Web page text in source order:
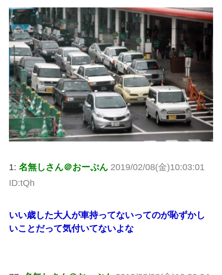
1: 名無しさん＠おーぷん 2019/02/08(金)10:03:01
ID:tQh
いい歳した大人が車持ってないってのが恥ずかし
いことだって気付いてないよな